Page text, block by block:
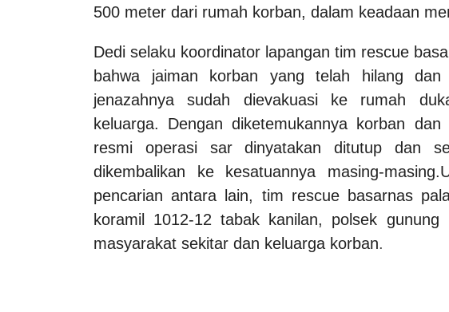
500 meter dari rumah korban, dalam keadaan
Dedi selaku koordinator lapangan tim rescue
bahwa jaiman korban yang telah hilang
jenazahnya sudah dievakuasi ke rumah
keluarga. Dengan diketemukannya korban
resmi operasi sar dinyatakan ditutup dan
dikembalikan ke kesatuannya masing-masing.
pencarian antara lain, tim rescue basarnas
koramil 1012-12 tabak kanilan, polsek
masyarakat sekitar dan keluarga korban.